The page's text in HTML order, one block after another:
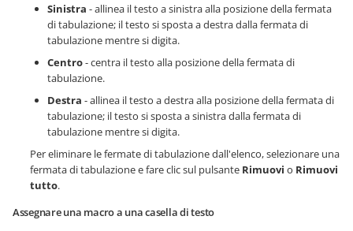
Sinistra - allinea il testo a sinistra alla posizione della fermata
di tabulazione; il testo si sposta a destra dalla fermata di
tabulazione mentre si digita.
Centro- centra il testo alla posizione della fermata di
tabulazione.
Destra - allinea il testo a destra alla posizione della fermata di
tabulazione; il testo si sposta a sinistra dalla fermata di
tabulazione mentre si digita.
Per eliminare le fermate di tabulazione dall'elenco, selezionare una
fermata di tabulazione e fare clic sul pulsante Rimuovi o Rimuovi
tutto.
Assegnare una macro a una casella di testo